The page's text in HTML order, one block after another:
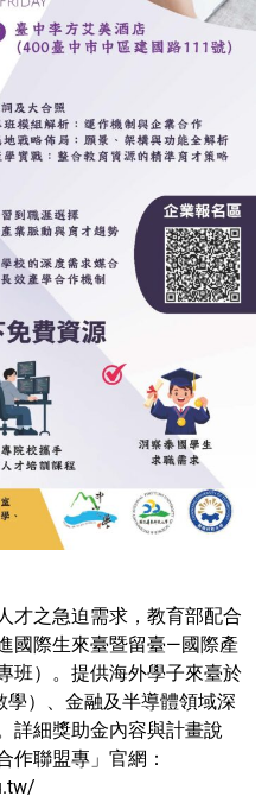
才之急迫需求，教育部配合
國際生來臺暨留臺—國際產
班）。提供海外學子來臺於
）、金融及半導體領域深
詳細獎助金內容與計畫說
作聯盟專」官網：